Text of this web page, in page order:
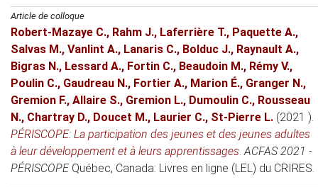
Article de colloque
Robert-Mazaye C., Rahm J., Laferrière T., Paquette A.,
Salvas M., Vanlint A., Lanaris C., Bolduc J., Raynault A.,
Bigras N., Lessard A., Fortin C., Beaudoin M., Rémy V.,
Poulin C., Gaudreau N., Fortier A., Marion É., Granger N.,
Gremion F., Allaire S., Gremion L., Dumoulin C., Rousseau
N., Chartray D., Doucet M., Laurier C., St-Pierre L. (2021 ).
PÉRISCOPE: La participation des jeunes et des jeunes adultes
à leur développement et à leurs apprentissages.ACFAS 2021 -
PÉRISCOPE Québec, Canada: Livres en ligne (LEL) du CRIRES.